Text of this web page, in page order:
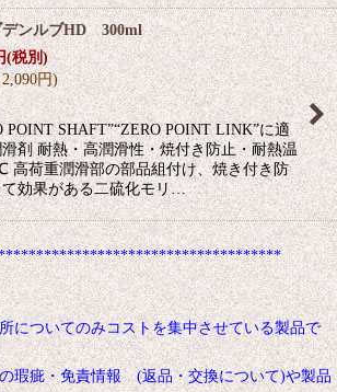
デンルブHD 300ml
(税別)
2,090円)
POINT SHAFT”“ZERO POINT LINK”に適
剤 耐熱・高潤滑性・焼付き防止・耐熱温
高荷重潤滑部の部品組付け、焼き付き防
効果がある二硫化モリ…
についてのみコストを集中させている製品で
瑕疵・免責情報 (返品・交換について)や製品